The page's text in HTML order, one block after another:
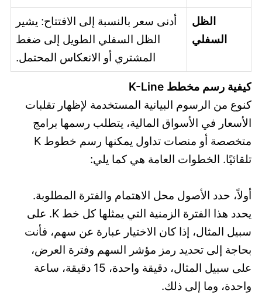
الظل
السفلي
أدنى سعر بالنسبة إلى الافتتاح: يشير
الظل السفلي الطويل إلى ضغط
المشتري أو الانعكاس المحتمل.
كيفية رسم مخطط K-Line
كنوع من الرسوم البيانية المستخدمة لإظهار تقلبات
الأسعار في الأسواق المالية، يتطلب رسمها برامج
متخصصة أو منصات تداول يمكنها رسم خطوط K
تلقائيًا. الخطوات العامة هي كما يلي:
أولاً، حدد الأصول محل الاهتمام والفترة المطلوبة.
يحدد هذا الفترة الزمنية التي يمثلها كل خط K. على
سبيل المثال، إذا كان الاختيار عبارة عن سهم، فأنت
بحاجة إلى تحديد رمز مؤشر السهم وفترة العرض،
على سبيل المثال، دقيقة واحدة، 15 دقيقة، ساعة
واحدة، وما إلى ذلك.